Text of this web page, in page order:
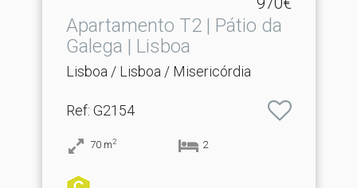
Apartamento T2 | Pátio da
Galega | Lisboa
Lisboa / Lisboa / Misericórdia
Ref: G2154
70 m2 2